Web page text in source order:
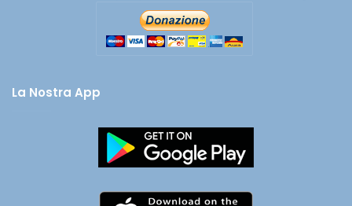
La Nostra App